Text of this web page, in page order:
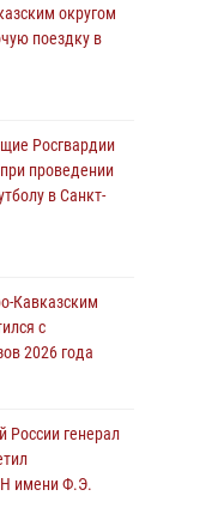
белгородского
и
матче в Москве
в
ОМОН
в
округом
поездку в
Росгвардии
проведении
в Санкт-
Кавказским
с
2026 года
России генерал
имени Ф.Э.